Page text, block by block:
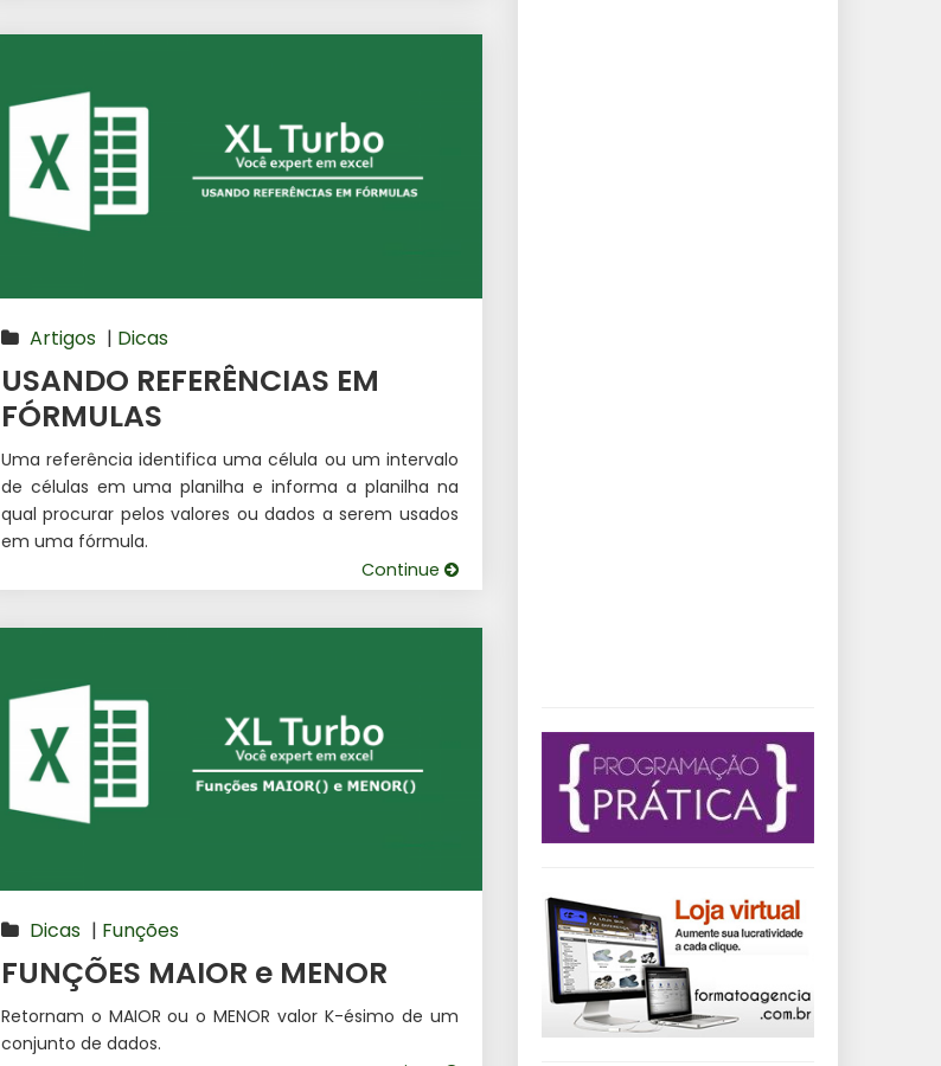
Artigos | Dicas
USANDO REFERÊNCIAS EM
FÓRMULAS
Uma referência identifica uma célula ou um intervalo
de células em uma planilha e informa a planilha na
qual procurar pelos valores ou dados a serem usados
em uma fórmula.
Continue
Dicas | Funções
FUNÇÕES MAIOR e MENOR
Retornam o MAIOR ou o MENOR valor K-ésimo de um
conjunto de dados.